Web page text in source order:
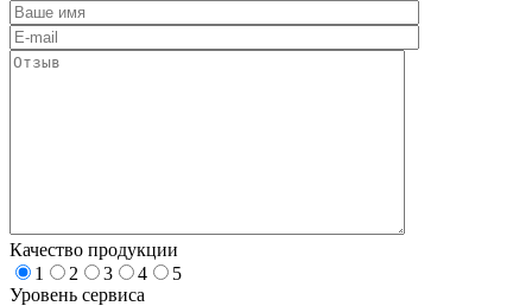
Качество продукции
1
2 3 4
5
Уровень сервиса